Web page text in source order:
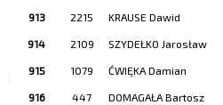
913 2215 KRAUSE Dawid
914 2109 SZYDEŁKO Jarosław
915 1079 ĆWIĘKA Damian
916 447 DOMAGAŁA Bartosz